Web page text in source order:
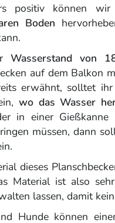
positiv können
Boden
Wasserstand von
auf dem Balkon
erwähnt, solltet
wo das Wasser
in einer
müssen, dann
dieses
Material ist also sehr
lassen, damit
Hunde können